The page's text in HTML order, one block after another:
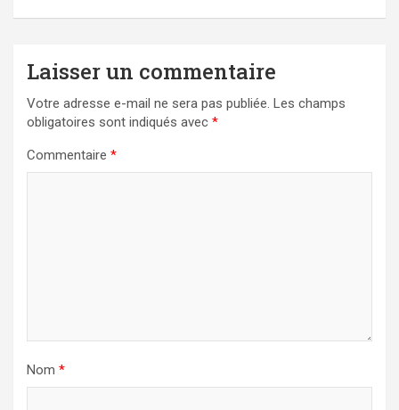
Laisser un commentaire
Votre adresse e-mail ne sera pas publiée. Les champs
obligatoires sont indiqués avec *
Commentaire *
Nom *